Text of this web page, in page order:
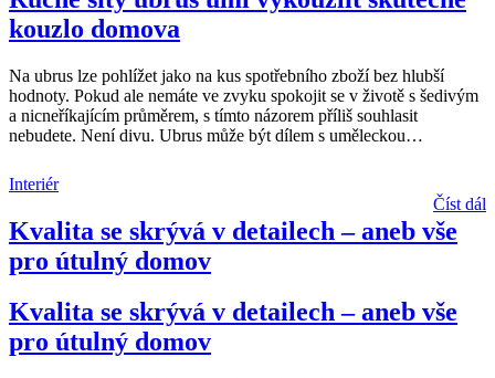
kouzlo domova
Na ubrus lze pohlížet jako na kus spotřebního zboží bez hlubší
hodnoty. Pokud ale nemáte ve zvyku spokojit se v životě s šedivým
a nicneříkajícím průměrem, s tímto názorem příliš souhlasit
nebudete. Není divu. Ubrus může být dílem s uměleckou…
Interiér
Číst dál
Kvalita se skrývá v detailech – aneb vše
pro útulný domov
Kvalita se skrývá v detailech – aneb vše
pro útulný domov